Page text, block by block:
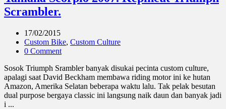
Scrambler.
17/02/2015
Custom Bike, Custom Culture
0 Comment
Sosok Triumph Srambler banyak disukai pecinta custom culture,
apalagi saat David Beckham membawa riding motor ini ke hutan
Amazon, Amerika Selatan beberapa waktu lalu. Tak pelak besutan
dual purpose bergaya classic ini langsung naik daun dan banyak jadi
i ...